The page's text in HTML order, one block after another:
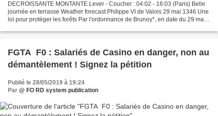
DECROISSANTE MONTANTE Lever - Coucher : 04:02 - 16:03 (Paris) Belle
journée en terrasse Weather forecast Philippe VI de Valois 29 mai 1346 Une
loi pour protéger les forêts Par l'ordonnance de Brunoy*, en date du 29 mai
FGTA F0 : Salariés de Casino en danger, non au
démantèlement ! Signez la pétition
Publié le 28/05/2019 à 19:24
Par @ FO RD system publication